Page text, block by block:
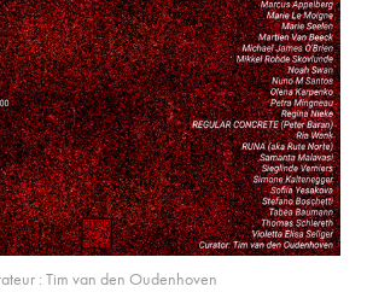
: Tim van den Oudenhoven